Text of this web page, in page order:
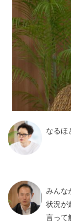
なるほ
みんな
状況が
言って